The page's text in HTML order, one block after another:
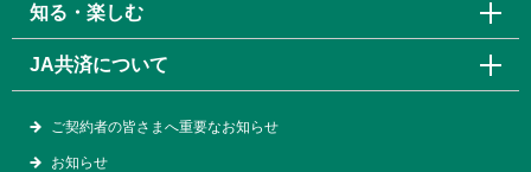
知る・楽しむ
JA共済について
ご契約者の皆さまへ重要なお知らせ
お知らせ